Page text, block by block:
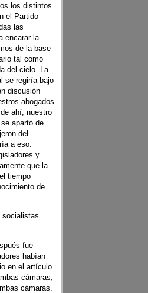
los distintos
el Partido
las
encarar la
de la base
tal como
del cielo. La
se regiría bajo
discusión
abogados
ahí, nuestro
apartó de
del
a eso.
y
que la
tiempo
de
socialistas
fue
habían
en el artículo
cámaras,
cámaras.